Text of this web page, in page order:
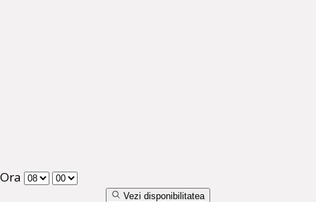
Ora
Vezi disponibilitatea